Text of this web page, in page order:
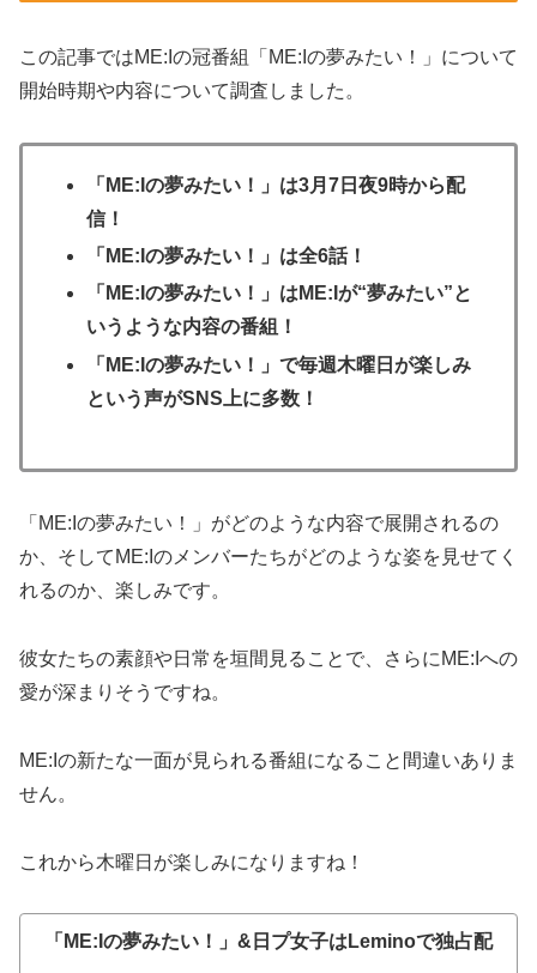
この記事ではME:Iの冠番組「ME:Iの夢みたい！」について
開始時期や内容について調査しました。
「ME:Iの夢みたい！」は3月7日夜9時から配
信！
「ME:Iの夢みたい！」は全6話！
「ME:Iの夢みたい！」はME:Iが“夢みたい”と
いうような内容の番組！
「ME:Iの夢みたい！」で毎週木曜日が楽しみ
という声がSNS上に多数！
「ME:Iの夢みたい！」がどのような内容で展開されるの
か、そしてME:Iのメンバーたちがどのような姿を見せてく
れるのか、楽しみです。
彼女たちの素顔や日常を垣間見ることで、さらにME:Iへの
愛が深まりそうですね。
ME:Iの新たな一面が見られる番組になること間違いありま
せん。
これから木曜日が楽しみになりますね！
「ME:Iの夢みたい！」 &日プ女子はLeminoで独占配